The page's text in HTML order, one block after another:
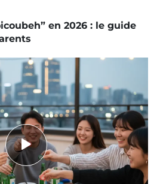
en 2026 : le guide